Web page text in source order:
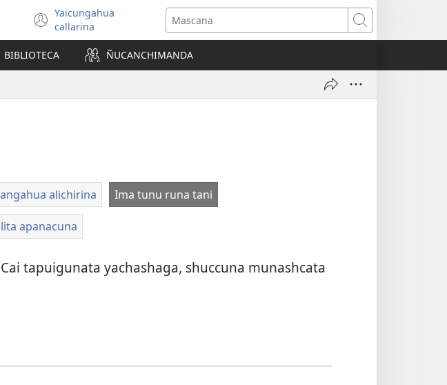
Yaicungahua
callarina(abre
una
nueva
ventana)
Mascana
BIBLIOTECA ÑUCANCHIMANDA
alichirina Ima tunu runa tani
apanacuna
tapuigunata yachashaga, shuccuna munashcata